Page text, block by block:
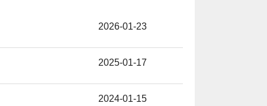
2026-01-23
2025-01-17
2024-01-15